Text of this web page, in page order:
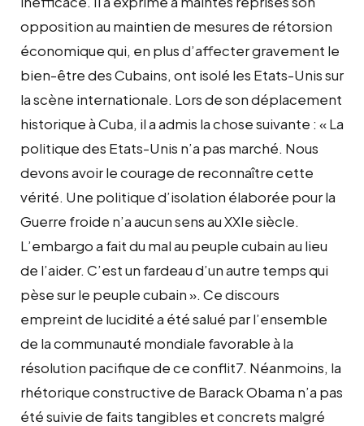
opposition au maintien de mesures de rétorsion
économique qui, en plus d’affecter gravement le
bien-être des Cubains, ont isolé les Etats-Unis sur
la scène internationale. Lors de son déplacement
historique à Cuba, il a admis la chose suivante : « La
politique des Etats-Unis n’a pas marché. Nous
devons avoir le courage de reconnaître cette
vérité. Une politique d’isolation élaborée pour la
Guerre froide n’a aucun sens au XXIe siècle.
L’embargo a fait du mal au peuple cubain au lieu
de l’aider. C’est un fardeau d’un autre temps qui
pèse sur le peuple cubain ». Ce discours
empreint de lucidité a été salué par l’ensemble
de la communauté mondiale favorable à la
résolution pacifique de ce conflit7. Néanmoins, la
rhétorique constructive de Barack Obama n’a pas
été suivie de faits tangibles et concrets malgré